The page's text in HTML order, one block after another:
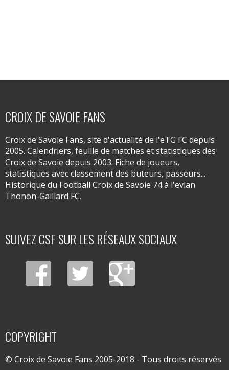
CROIX DE SAVOIE FANS
Croix de Savoie Fans, site d'actualité de l'eTG FC depuis
2005. Calendriers, feuille de matches et statistiques des
Croix de Savoie depuis 2003. Fiche de joueurs,
statistiques avec classement des buteurs, passeurs...
Historique du Football Croix de Savoie 74 à l'evian
Thonon-Gaillard FC.
SUIVEZ CSF SUR LES RÉSEAUX SOCIAUX
COPYRIGHT
© Croix de Savoie Fans 2005-2018 - Tous droits réservés